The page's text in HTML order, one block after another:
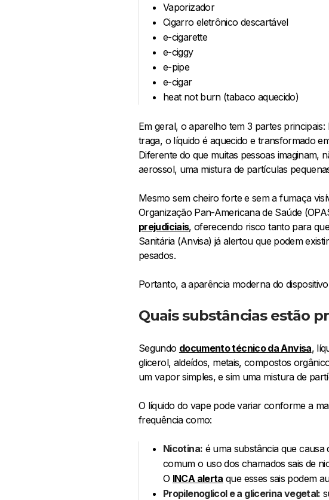
Vaporizador
Cigarro eletrônico descartável
e-cigarette
e-ciggy
e-pipe
e-cigar
heat not burn (tabaco aquecido)
Em geral, o aparelho tem 3 partes
traga, o líquido é aquecido e transformado
Diferente do que muitas pessoas imaginam,
aerossol, uma mistura de partículas
Mesmo sem cheiro forte e sem a fumaça
Organização Pan-Americana de Saúde
prejudiciais, oferecendo risco tanto para
Sanitária (Anvisa) já alertou que podem
pesados.
Portanto, a aparência moderna do
Quais substâncias estão
Segundo documento técnico da Anvisa,
glicerol, aldeídos, metais, compostos
um vapor simples, e sim uma mistura de
O líquido do vape pode variar conforme a
frequência como:
Nicotina: é uma substância que causa
comum o uso dos chamados sais de
O INCA alerta que esses sais podem
Propilenoglicol e a glicerina vegetal: